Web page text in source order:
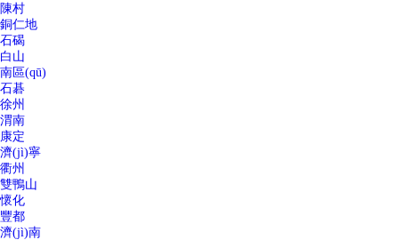
陳村
銅仁地
石碣
白山
南區(qū)
石碁
徐州
渭南
康定
濟(jì)寧
衢州
雙鴨山
懷化
豐都
濟(jì)南